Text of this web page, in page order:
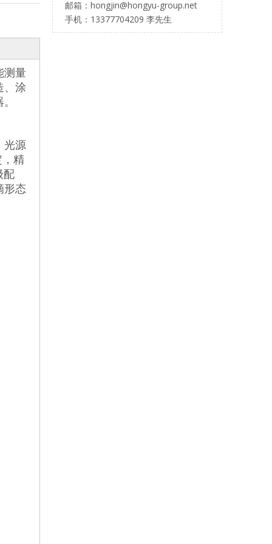
测量
、涂
光源
精
配
形态
邮箱：hongjin@hongyu-group.net
手机：13377704209 李先生